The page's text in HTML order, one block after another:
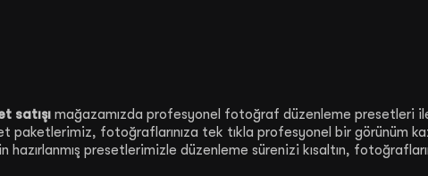
satışımağazamızda profesyonel fotoğraf düzenleme presetleri
paketlerimiz, fotoğraflarınıza tek tıkla profesyonel bir görünüm
presetlerimizle düzenleme sürenizi kısaltın,